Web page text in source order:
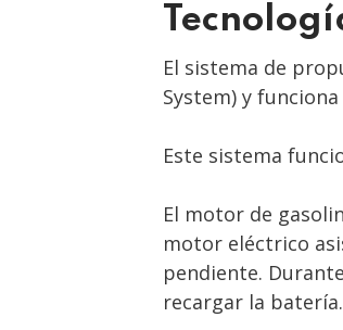
El sistema de
System) y
Este sistema
El motor de
motor eléctrico
pendiente.
recargar la batería.